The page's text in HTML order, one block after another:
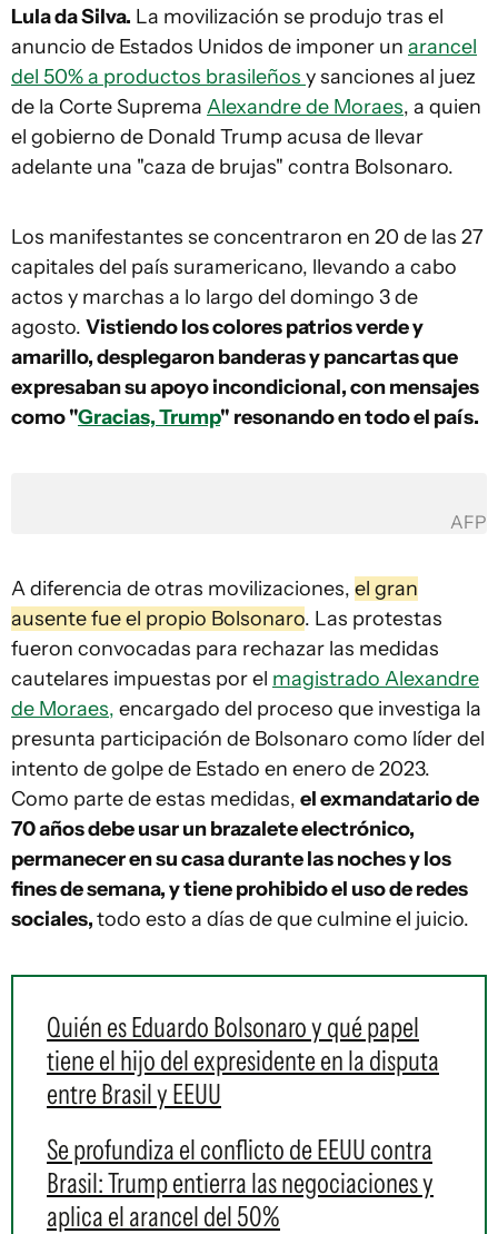
Lula da Silva. La movilización se produjo tras el
anuncio de Estados Unidos de imponer un arancel
del 50% a productos brasileños y sanciones al juez
de la Corte Suprema Alexandre de Moraes, a quien
el gobierno de Donald Trump acusa de llevar
adelante una "caza de brujas" contra Bolsonaro.
Los manifestantes se concentraron en 20 de las 27
capitales del país suramericano, llevando a cabo
actos y marchas a lo largo del domingo 3 de
agosto. Vistiendo los colores patrios verde y
amarillo, desplegaron banderas y pancartas que
expresaban su apoyo incondicional, con mensajes
como "Gracias, Trump" resonando en todo el país.
AFP
A diferencia de otras movilizaciones, el gran
ausente fue el propio Bolsonaro. Las protestas
fueron convocadas para rechazar las medidas
cautelares impuestas por el magistrado Alexandre
de Moraes, encargado del proceso que investiga la
presunta participación de Bolsonaro como líder del
intento de golpe de Estado en enero de 2023.
Como parte de estas medidas, el exmandatario de
70 años debe usar un brazalete electrónico,
permanecer en su casa durante las noches y los
fines de semana, y tiene prohibido el uso de redes
sociales,todo esto a días de que culmine el juicio.
Quién es Eduardo Bolsonaro y qué papel
tiene el hijo del expresidente en la disputa
entre Brasil y EEUU
Se profundiza el conflicto de EEUU contra
Brasil: Trump entierra las negociaciones y
aplica el arancel del 50%